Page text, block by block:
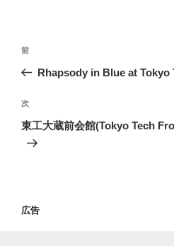
投
ビ
ゲ
ー
ン
過
去
投
稿
前
Rhapsody in Blue at Tokyo
次
の
次
東工大蔵前会館(Tokyo Tech
広告